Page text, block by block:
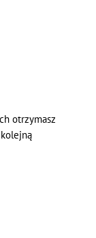
otrzymasz